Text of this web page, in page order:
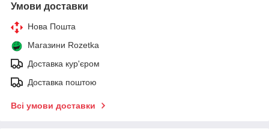
Умови доставки
Нова Пошта
Магазини Rozetka
Доставка кур'єром
Доставка поштою
Всі умови доставки